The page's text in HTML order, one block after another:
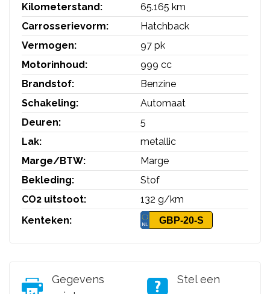
Kilometerstand:
65.165 km
Carrosserievorm:
Hatchback
Vermogen:
97 pk
Motorinhoud:
999 cc
Brandstof:
Benzine
Schakeling:
Automaat
Deuren:
5
Lak:
metallic
Marge/BTW:
Marge
Bekleding:
Stof
CO2 uitstoot:
132 g/km
Kenteken:
GBP-20-S
Gegevens
Stel een